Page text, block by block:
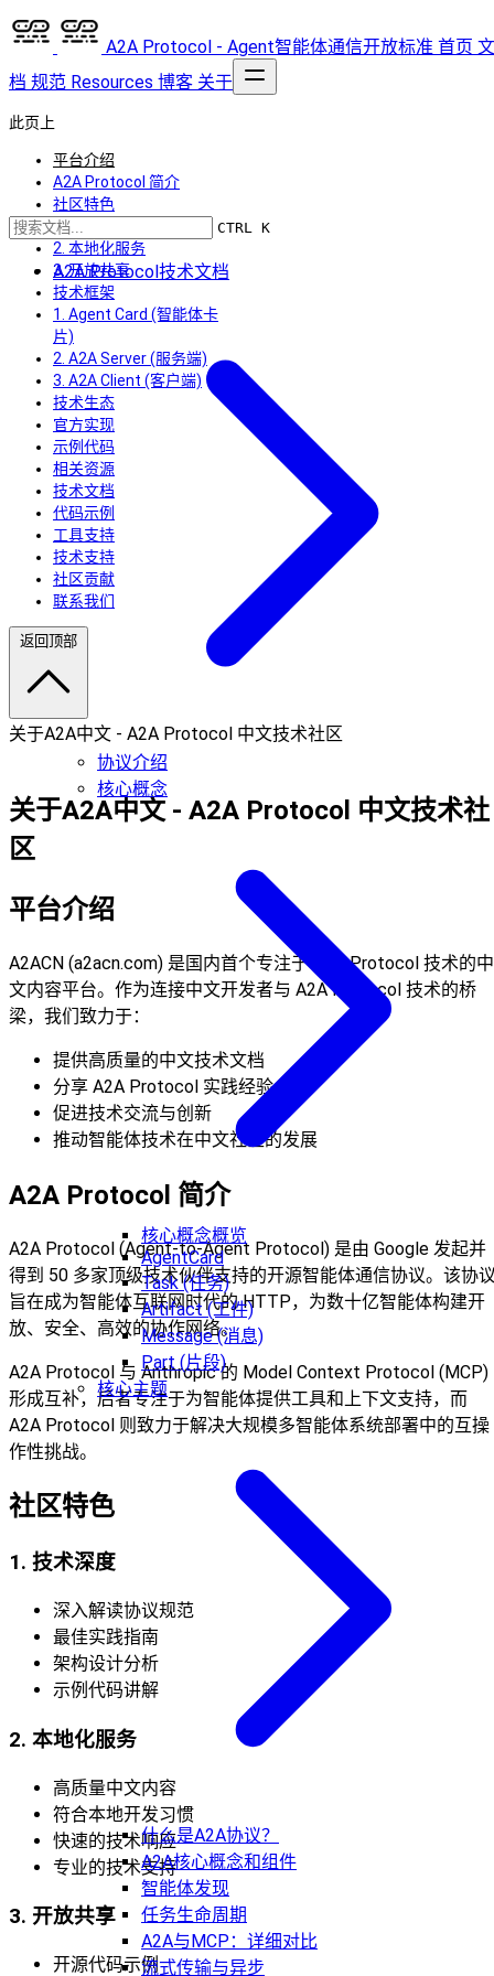
A2A Protocol - Agent智能体通信开放标准 首页 文
档 规范 Resources 博客 关于
CTRL K
A2A Protocol技术文档
协议介绍
核心概念
核心概念概览
AgentCard
Task (任务)
Artifact (工件)
Message (消息)
Part (片段)
核心主题
什么是A2A协议？
A2A核心概念和组件
智能体发现
任务生命周期
A2A与MCP：详细对比
流式传输与异步
此页上
平台介绍
A2A Protocol 简介
社区特色
1. 技术深度
2. 本地化服务
3. 开放共享
技术框架
1. Agent Card (智能体卡
片)
2. A2A Server (服务端)
3. A2A Client (客户端)
技术生态
官方实现
示例代码
相关资源
技术文档
代码示例
工具支持
技术支持
社区贡献
联系我们
返回顶部
关于A2A中文 - A2A Protocol 中文技术社区
关于A2A中文 - A2A Protocol 中文技术社
区
平台介绍
A2ACN (a2acn.com) 是国内首个专注于 A2A Protocol 技术的中
文内容平台。作为连接中文开发者与 A2A Protocol 技术的桥
梁，我们致力于：
提供高质量的中文技术文档
分享 A2A Protocol 实践经验
促进技术交流与创新
推动智能体技术在中文社区的发展
A2A Protocol 简介
A2A Protocol (Agent-to-Agent Protocol) 是由 Google 发起并
得到 50 多家顶级技术伙伴支持的开源智能体通信协议。该协
旨在成为智能体互联网时代的 HTTP，为数十亿智能体构建开
放、安全、高效的协作网络。
A2A Protocol 与 Anthropic 的 Model Context Protocol (MCP)
形成互补，后者专注于为智能体提供工具和上下文支持，而
A2A Protocol 则致力于解决大规模多智能体系统部署中的互操
作性挑战。
社区特色
1. 技术深度
深入解读协议规范
最佳实践指南
架构设计分析
示例代码讲解
2. 本地化服务
高质量中文内容
符合本地开发习惯
快速的技术响应
专业的技术支持
3. 开放共享
开源代码示例